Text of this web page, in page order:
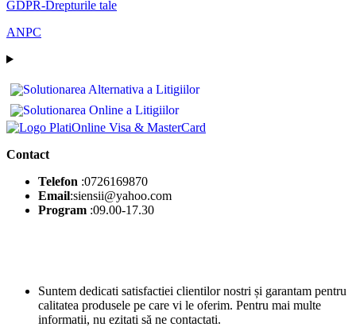
GDPR-Drepturile tale
ANPC
Contact
Telefon :0726169870
Email:siensii@yahoo.com
Program :09.00-17.30
Suntem dedicati satisfactiei clientilor nostri și garantam pentru
calitatea produsele pe care vi le oferim. Pentru mai multe
informatii, nu ezitati să ne contactati.